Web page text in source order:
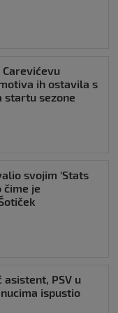
Carevićevu
ih ostavila s
startu sezone
svojim ‘Stats
čime je
asistent, PSV u
ispustio